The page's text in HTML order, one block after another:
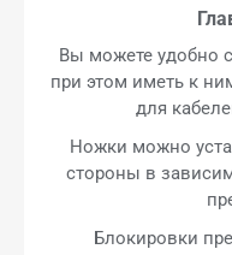
Вы можете удобно
при этом иметь к
для
Ножки можно
стороны в
Блокировки